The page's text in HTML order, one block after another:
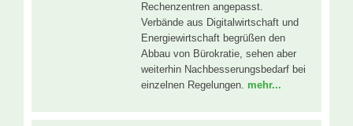
Rechenzentren angepasst.
Verbände aus Digitalwirtschaft und
Energiewirtschaft begrüßen den
Abbau von Bürokratie, sehen aber
weiterhin Nachbesserungsbedarf bei
einzelnen Regelungen. mehr...